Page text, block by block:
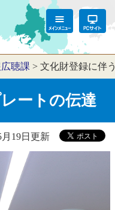
聴課 > 文化財登録に伴
ートの伝達
19日更新